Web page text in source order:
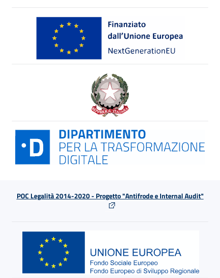
POC Legalità 2014-2020 - Progetto "Antifrode e Internal Audit"